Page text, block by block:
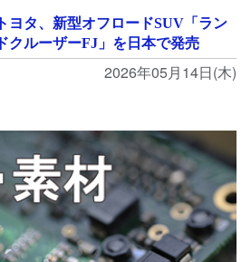
トヨタ、新型オフロードSUV「ラン
ドクルーザーFJ」を日本で発売
2026年05月14日(木)